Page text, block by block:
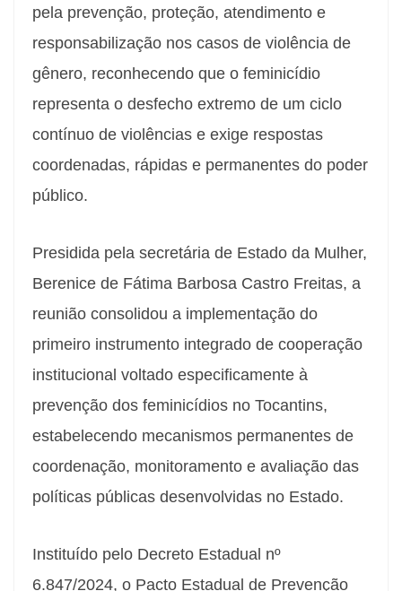
pela prevenção, proteção, atendimento e
responsabilização nos casos de violência de
gênero, reconhecendo que o feminicídio
representa o desfecho extremo de um ciclo
contínuo de violências e exige respostas
coordenadas, rápidas e permanentes do poder
público.
Presidida pela secretária de Estado da Mulher,
Berenice de Fátima Barbosa Castro Freitas, a
reunião consolidou a implementação do
primeiro instrumento integrado de cooperação
institucional voltado especificamente à
prevenção dos feminicídios no Tocantins,
estabelecendo mecanismos permanentes de
coordenação, monitoramento e avaliação das
políticas públicas desenvolvidas no Estado.
Instituído pelo Decreto Estadual nº
6.847/2024, o Pacto Estadual de Prevenção